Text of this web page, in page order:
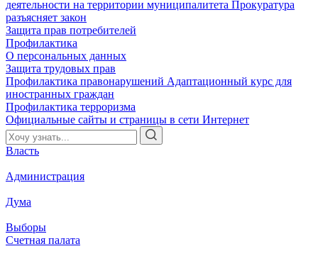
деятельности на территории муниципалитета Прокуратура
разъясняет закон
Защита прав потребителей
Профилактика
О персональных данных
Защита трудовых прав
Профилактика правонарушений Адаптационный курс для
иностранных граждан
Профилактика терроризма
Официальные сайты и страницы в сети Интернет
Власть
Администрация
Дума
Выборы
Счетная палата